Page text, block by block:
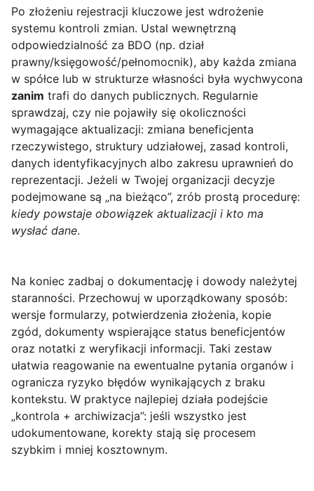
Po złożeniu rejestracji kluczowe jest wdrożenie
systemu kontroli zmian. Ustal wewnętrzną
odpowiedzialność za BDO (np. dział
prawny/księgowość/pełnomocnik), aby każda zmiana
w spółce lub w strukturze własności była wychwycona
zanim trafi do danych publicznych. Regularnie
sprawdzaj, czy nie pojawiły się okoliczności
wymagające aktualizacji: zmiana beneficjenta
rzeczywistego, struktury udziałowej, zasad kontroli,
danych identyfikacyjnych albo zakresu uprawnień do
reprezentacji. Jeżeli w Twojej organizacji decyzje
podejmowane są „na bieżąco”, zrób prostą procedurę:
kiedy powstaje obowiązek aktualizacji i kto ma
wysłać dane.
Na koniec zadbaj o dokumentację i dowody należytej
staranności. Przechowuj w uporządkowany sposób:
wersje formularzy, potwierdzenia złożenia, kopie
zgód, dokumenty wspierające status beneficjentów
oraz notatki z weryfikacji informacji. Taki zestaw
ułatwia reagowanie na ewentualne pytania organów i
ogranicza ryzyko błędów wynikających z braku
kontekstu. W praktyce najlepiej działa podejście
„kontrola + archiwizacja”: jeśli wszystko jest
udokumentowane, korekty stają się procesem
szybkim i mniej kosztownym.